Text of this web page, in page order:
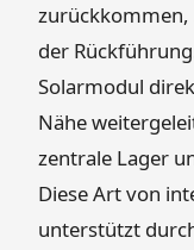
zurückkommen,
der
Solarmodul
Nähe
zentrale Lager
Diese Art von
unterstützt